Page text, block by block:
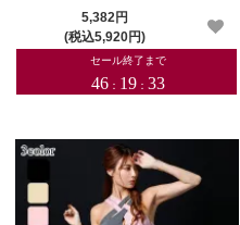
ドレス・CABARETDRESS)
5,382円
(税込5,920円)